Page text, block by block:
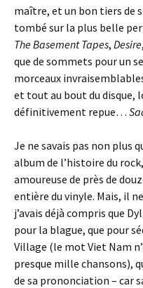
maître, et un bon tiers de
tombé sur la plus belle
The Basement Tapes, Desire,
que de sommets pour un
morceaux
et tout au bout du disque,
définitivement repue…
Je ne savais pas non plus
album de l’histoire du
amoureuse de près de
entière du vinyle. Mais, il
j’avais déjà compris que
pour la blague, que pour
Village (le mot Viet Nam
presque mille chansons),
de sa prononciation – car